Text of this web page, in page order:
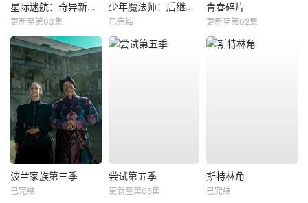
星际迷航：奇异新世界第四季
更新至第03集
少年魔法师：后继者第三季
已完结
青春碎片
更新至第02集
波兰家族第三季
已完结
尝试第五季
更新至第05集
斯特林角
已完结